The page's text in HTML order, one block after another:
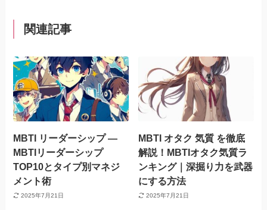
関連記事
MBTI リーダーシップ —
MBTIリーダーシップ
TOP10とタイプ別マネジ
メント術
2025年7月21日
MBTI オタク 気質 を徹底
解説！MBTIオタク気質ラ
ンキング｜深掘り力を武器
にする方法
2025年7月21日